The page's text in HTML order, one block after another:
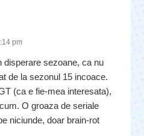
pm
disperare sezoane, ca nu
de la sezonul 15 incoace.
(ca e fie-mea interesata),
O groaza de seriale
niciunde, doar brain-rot